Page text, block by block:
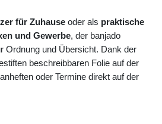
für Zuhause oder als praktische
und Gewerbe, der banjado
Ordnung und Übersicht. Dank der
beschreibbaren Folie auf der
oder Termine direkt auf der